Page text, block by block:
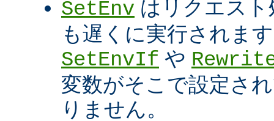
SetEnv はリクエス
も遅くに実行されま
SetEnvIf や
変数がそこで設定さ
りません。